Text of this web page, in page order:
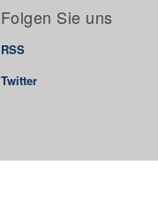
Folgen Sie uns
RSS
Twitter